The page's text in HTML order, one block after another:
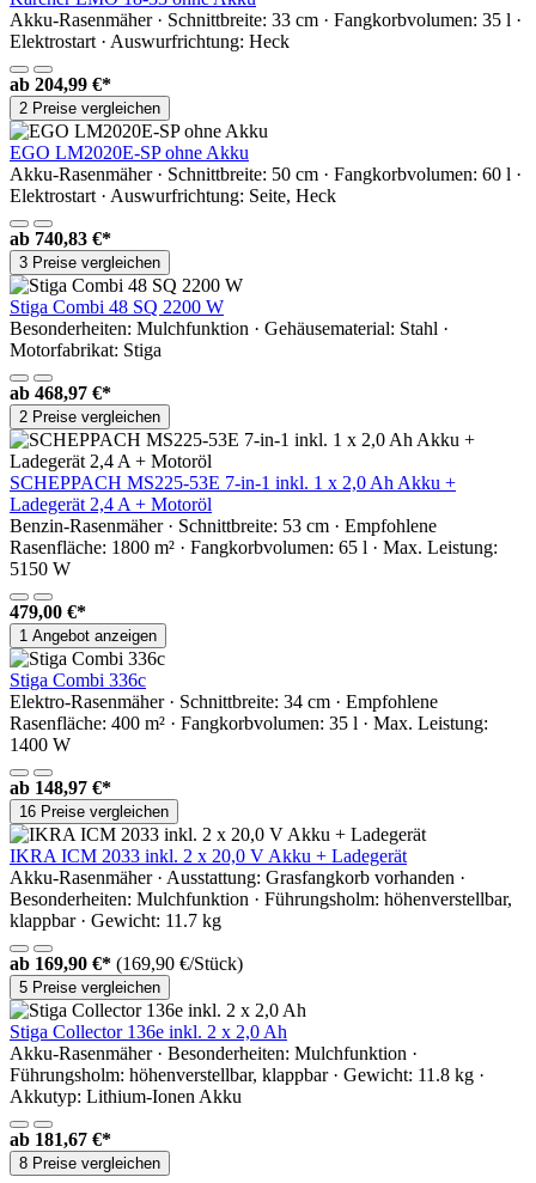
Akku-Rasenmäher · Schnittbreite: 33 cm · Fangkorbvolumen: 35 l ·
Elektrostart · Auswurfrichtung: Heck
ab 204,99 €*
2 Preise vergleichen
EGO LM2020E-SP ohne Akku
Akku-Rasenmäher · Schnittbreite: 50 cm · Fangkorbvolumen: 60 l ·
Elektrostart · Auswurfrichtung: Seite, Heck
ab 740,83 €*
3 Preise vergleichen
Stiga Combi 48 SQ 2200 W
Besonderheiten: Mulchfunktion · Gehäusematerial: Stahl ·
Motorfabrikat: Stiga
ab 468,97 €*
2 Preise vergleichen
SCHEPPACH MS225-53E 7-in-1 inkl. 1 x 2,0 Ah Akku +
Ladegerät 2,4 A + Motoröl
Benzin-Rasenmäher · Schnittbreite: 53 cm · Empfohlene
Rasenfläche: 1800 m² · Fangkorbvolumen: 65 l · Max. Leistung:
5150 W
479,00 €*
1 Angebot anzeigen
Stiga Combi 336c
Elektro-Rasenmäher · Schnittbreite: 34 cm · Empfohlene
Rasenfläche: 400 m² · Fangkorbvolumen: 35 l · Max. Leistung:
1400 W
ab 148,97 €*
16 Preise vergleichen
IKRA ICM 2033 inkl. 2 x 20,0 V Akku + Ladegerät
Akku-Rasenmäher · Ausstattung: Grasfangkorb vorhanden ·
Besonderheiten: Mulchfunktion · Führungsholm: höhenverstellbar,
klappbar · Gewicht: 11.7 kg
ab 169,90 €* (169,90 €/Stück)
5 Preise vergleichen
Stiga Collector 136e inkl. 2 x 2,0 Ah
Akku-Rasenmäher · Besonderheiten: Mulchfunktion ·
Führungsholm: höhenverstellbar, klappbar · Gewicht: 11.8 kg ·
Akkutyp: Lithium-Ionen Akku
ab 181,67 €*
8 Preise vergleichen